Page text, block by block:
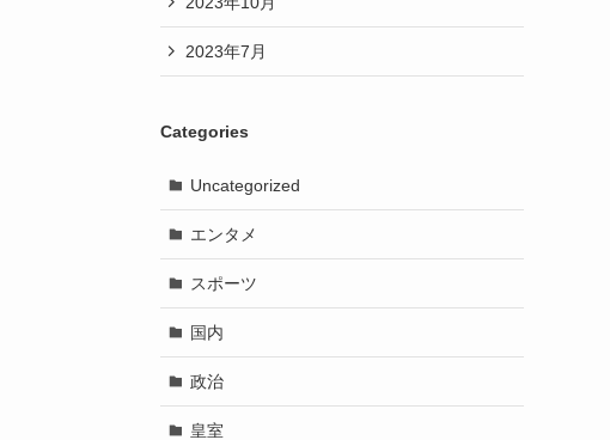
2023年7月
Categories
Uncategorized
エンタメ
スポーツ
国内
政治
皇室